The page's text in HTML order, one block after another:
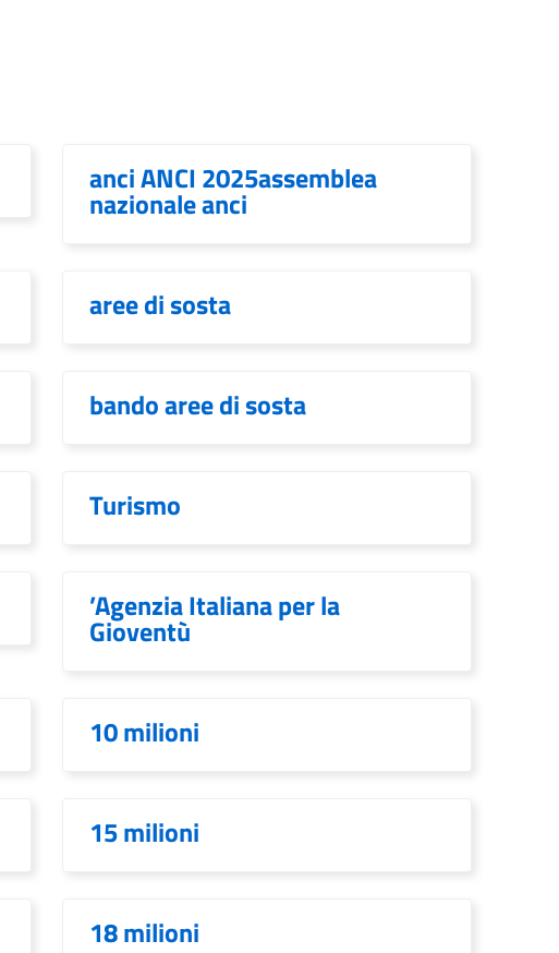
anci ANCI 2025assemblea
nazionale anci
aree di sosta
bando aree di sosta
Turismo
’Agenzia Italiana per la
Gioventù
10 milioni
15 milioni
18 milioni